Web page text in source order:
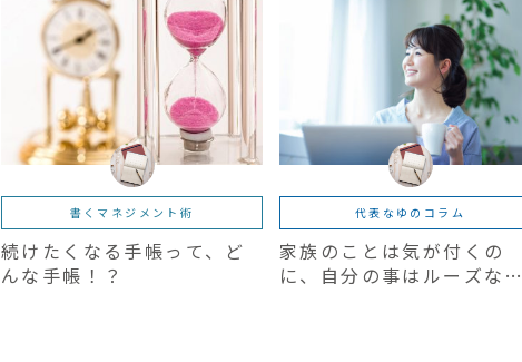
書くマネジメント術
続けたくなる手帳って、ど
んな手帳！？
代表なゆのコラム
家族のことは気が付くの
に、自分の事はルーズなマ